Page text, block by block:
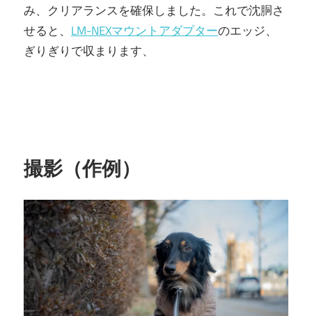
み、クリアランスを確保しました。これで沈胴さ
せると、 LM-NEXマウントアダプターのエッジ、
ぎりぎりで収まります、
撮影（作例）